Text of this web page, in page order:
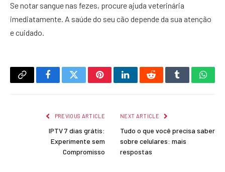
Se notar sangue nas fezes, procure ajuda veterinária
imediatamente. A saúde do seu cão depende da sua atenção
e cuidado.
Copy
FacebookTwitterPinterestLinkedInRedditTumblr
PREVIOUS ARTICLE
IPTV 7 dias grátis:
Experimente sem
Compromisso
NEXT ARTICLE
Tudo o que você precisa saber
sobre celulares: mais
respostas